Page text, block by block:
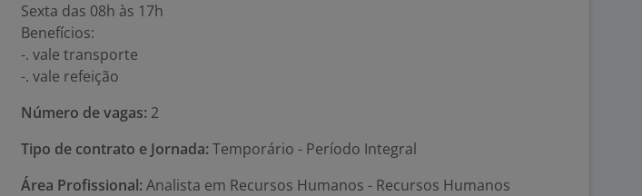
Sexta das 08h às 17h
Benefícios:
-. vale transporte
-. vale refeição
Número de vagas: 2
Tipo de contrato e Jornada: Temporário - Período Integral
Área Profissional: Analista em Recursos Humanos - Recursos Humanos